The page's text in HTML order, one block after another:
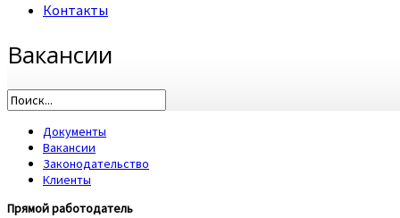
Контакты
Вакансии
Документы
Вакансии
Законодательство
Клиенты
Прямой работодатель